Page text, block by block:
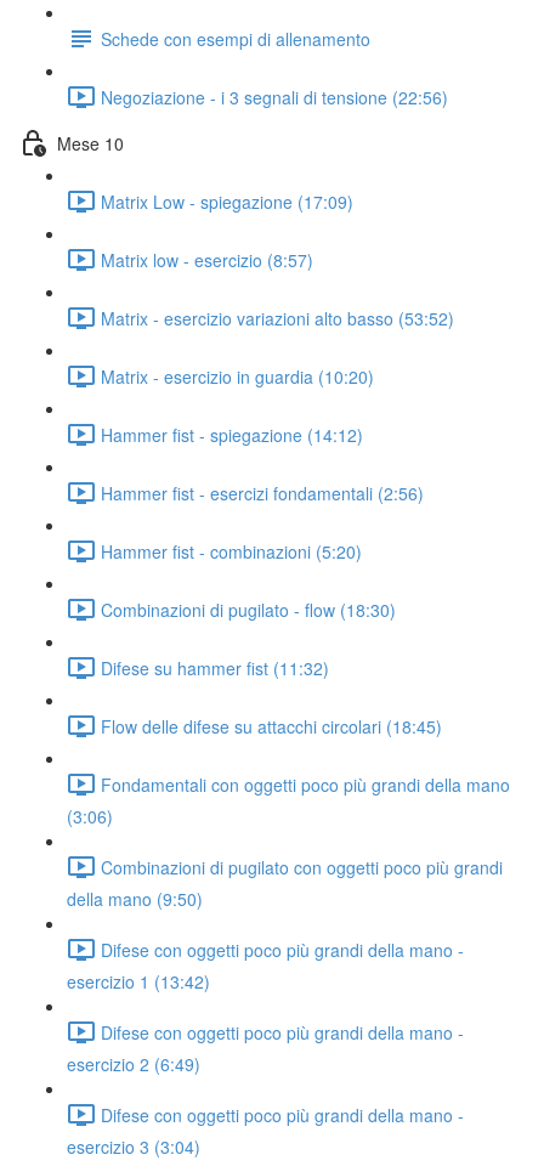
Schede con esempi di allenamento
Negoziazione - i 3 segnali di tensione (22:56)
Mese 10
Matrix Low - spiegazione (17:09)
Matrix low - esercizio (8:57)
Matrix - esercizio variazioni alto basso (53:52)
Matrix - esercizio in guardia (10:20)
Hammer fist - spiegazione (14:12)
Hammer fist - esercizi fondamentali (2:56)
Hammer fist - combinazioni (5:20)
Combinazioni di pugilato - flow (18:30)
Difese su hammer fist (11:32)
Flow delle difese su attacchi circolari (18:45)
Fondamentali con oggetti poco più grandi della mano
(3:06)
Combinazioni di pugilato con oggetti poco più grandi
della mano (9:50)
Difese con oggetti poco più grandi della mano -
esercizio 1 (13:42)
Difese con oggetti poco più grandi della mano -
esercizio 2 (6:49)
Difese con oggetti poco più grandi della mano -
esercizio 3 (3:04)